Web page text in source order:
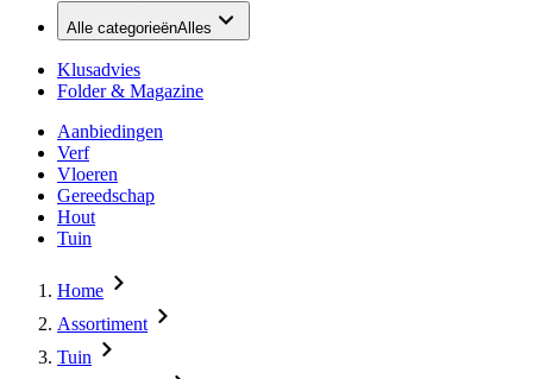
Alle categorieënAlles
Klusadvies
Folder & Magazine
Aanbiedingen
Verf
Vloeren
Gereedschap
Hout
Tuin
Home
Assortiment
Tuin